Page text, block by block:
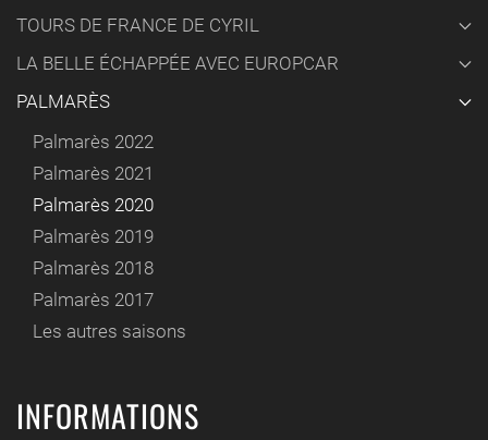
TOURS DE FRANCE DE CYRIL
LA BELLE ÉCHAPPÉE AVEC EUROPCAR
PALMARÈS
Palmarès 2022
Palmarès 2021
Palmarès 2020
Palmarès 2019
Palmarès 2018
Palmarès 2017
Les autres saisons
INFORMATIONS